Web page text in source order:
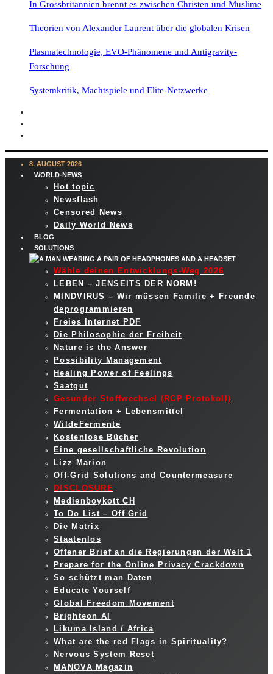
In Grossbritannien brennt es zwischen Christen und Muslime
Theorien von Alexander Laurent über die globalen Krisen
Plasmatechnologie, EVO-Phänomene und Antigravity-
Forschung
Systemkritik, Machtspiele und Elite-Netzwerke
8. AUGUST 2026
WORLD-NEWS
Hot topic
Newsflash
Censored News
Daily World News
BLOG
SOLUTIONS
Wähle deinen Entwicklungs-Weg 2026
LEBEN – JENSEITS DER NORM!
MINDVIRUS – Wir müssen Familie + Freunde
deprogrammieren
Freies Internet PDF
Die Philosophie der Freiheit
Nature is the Answer
Possibility Management
Healing Power of Feelings
Saatgut
Gesunder Stoffwechsel (RCP Protokoll)
Fermentation + Lebensmittel
WildeFermente
Kostenlose Bücher
Eine gesellschaftliche Revolution
Lizz Marion
Off-Grid Solutions and Countermeasure
DISCLOSURE
Medienboykott CH
To Do List – Off Grid
Die Matrix
Staatenlos
Offener Brief an die Regierungen der Welt 1
Prepare for the Online Privacy Crackdown
So schützt man Daten
Educate Yourself
Global Freedom Movement
Brighteon AI
Likuma Island / Africa
What are the red Flags in Spirituality?
Nervous System Reset
MANOVA Magazin